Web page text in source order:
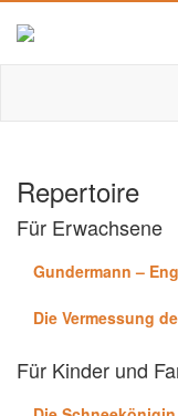
Repertoire
Für Erwachsene
Gundermann –
Die Vermessung
Für Kinder und